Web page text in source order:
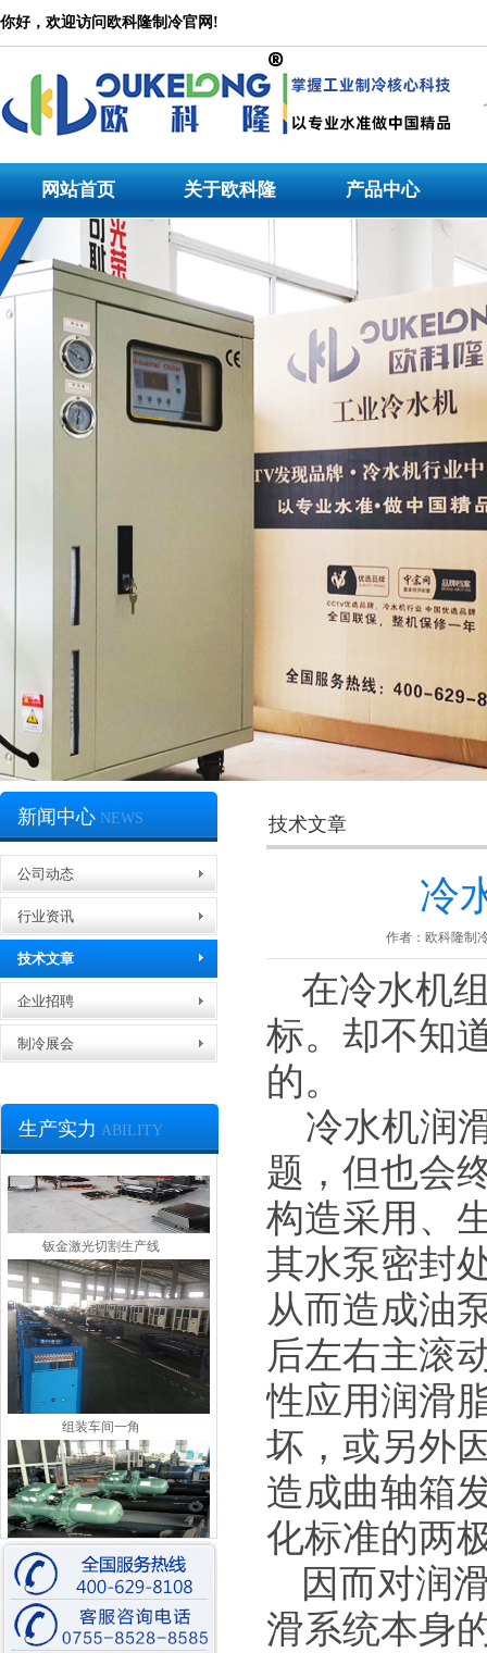
冷水机
水机，冷水机价格_冷水机_冷水机组_低温工业冷水机，冷水机生产厂家专注于工
冷水机,模温机等非标机型定制。
你好，欢迎访问欧科隆制冷官网!
网站首页 关于欧科隆 产品中心
新闻中心 NEWS
公司动态
行业资讯
技术文章
企业招聘
制冷展会
生产实力 ABILITY
冷凝器生产车间
螺杆式冷水机包装出货
钣金激光切割生产线
组装车间一角
比泽尔水冷螺杆机装配中
技术文章
冷
作者：欧科隆制
在冷水机
标。却不知
的。
冷水机润
题，但也会
构造采用、
其水泵密封
从而造成油
后左右主滚
性应用润滑
坏，或另外
造成曲轴箱
化标准的两
因而对润
滑系统本身